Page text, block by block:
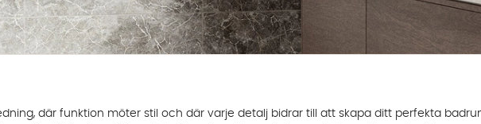
där funktion möter stil och där varje detalj bidrar till att skapa ditt perfekta